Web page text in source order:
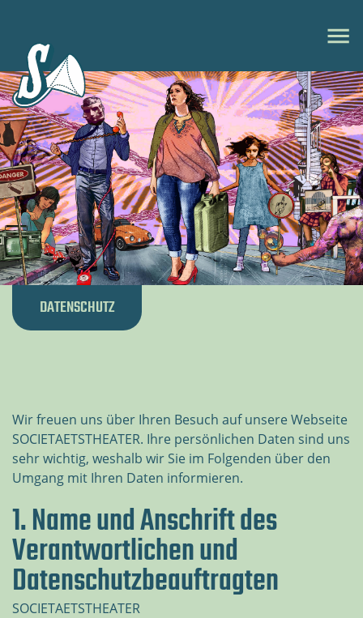
DATENSCHUTZ
Wir freuen uns über Ihren Besuch auf unsere Webseite
SOCIETAETSTHEATER. Ihre persönlichen Daten sind uns
sehr wichtig, weshalb wir Sie im Folgenden über den
Umgang mit Ihren Daten informieren.
1. Name und Anschrift des
Verantwortlichen und
Datenschutzbeauftragten
SOCIETAETSTHEATER